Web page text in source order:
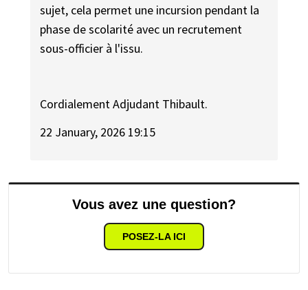
sujet, cela permet une incursion pendant la
phase de scolarité avec un recrutement
sous-officier à l'issu.
Cordialement Adjudant Thibault.
22 January, 2026 19:15
Vous avez une question?
POSEZ-LA ICI